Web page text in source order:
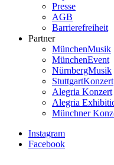
Presse
AGB
Barrierefreiheit
Partner
MünchenMusik
MünchenEvent
NürnbergMusik
StuttgartKonzert
Alegria Konzert
Alegria
Münchner
Instagram
Facebook